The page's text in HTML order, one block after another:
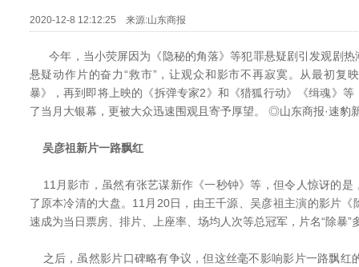
2020-12-8 12:12:25 来源:山东商报
今年，当小荧屏因为《隐秘的角落》等犯罪悬疑剧引发观剧热
悬疑动作片的奋力“救市”，让观众和影市不再寂寞。从最初复
暴》，再到即将上映的《拆弹专家2》和《猎狐行动》《缉魂》
了当月大银幕，更被大众迅速围观且寄予厚望。 ◎山东商报·速豹
吴彦祖新片一路飘红
11月影市，虽然有张艺谋新作《一秒钟》等，但令人惊讶的是
了原本冷清的大盘。11月20日，由王千源、吴彦祖主演的影片《
速成为当日票房、排片、上座率、场均人次等总冠军，片名“除暴”
之后，虽然影片口碑略有争议，但这丝毫不影响影片一路飘红